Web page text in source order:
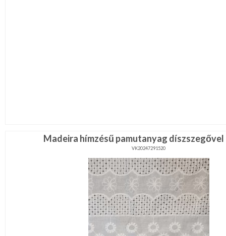
Madeira hímzésű pamutanyag díszszegővel
VK20247291520